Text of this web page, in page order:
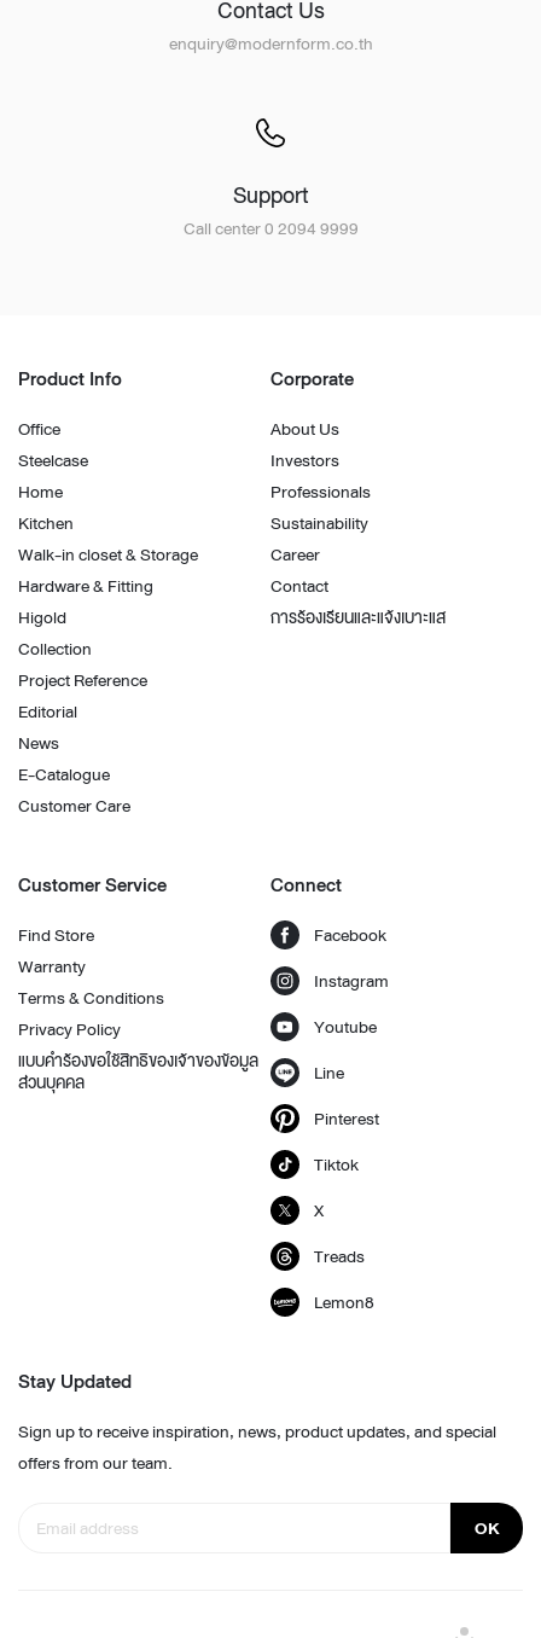
Contact Us
enquiry@modernform.co.th
Support
Call center 0 2094 9999
Product Info
Office
Steelcase
Home
Kitchen
Walk-in closet & Storage
Hardware & Fitting
Higold
Collection
Project Reference
Editorial
News
E-Catalogue
Customer Care
Corporate
About Us
Investors
Professionals
Sustainability
Career
Contact
การร้องเรียนและแจ้งเบาะแส
Customer Service
Find Store
Warranty
Terms & Conditions
Privacy Policy
แบบคำร้องขอใช้สิทธิของเจ้าของข้อมูล
ส่วนบุคคล
Connect
Facebook
Instagram
Youtube
Line
Pinterest
Tiktok
X
Treads
Lemon8
Stay Updated
Sign up to receive inspiration, news, product updates, and special
offers from our team.
OK